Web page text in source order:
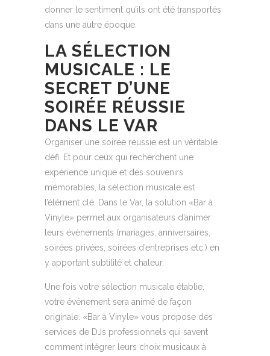
donner le sentiment qu’ils ont été transportés
dans une autre époque.
LA SÉLECTION
MUSICALE : LE
SECRET D’UNE
SOIRÉE RÉUSSIE
DANS LE VAR
Organiser une soirée réussie est un véritable
défi. Et pour ceux qui recherchent une
expérience unique et des souvenirs
mémorables, la sélection musicale est
l’élément clé. Dans le Var, la solution «Bar à
Vinyle» permet aux organisateurs d’animer
leurs évènements (mariages, anniversaires,
soirées privées, soirées d’entreprises etc.) en
y apportant subtilité et chaleur.
Une fois votre sélection musicale établie,
votre événement sera animé de façon
originale. «Bar à Vinyle» vous propose des
services de DJs professionnels qui savent
comment intégrer leurs choix musicaux à